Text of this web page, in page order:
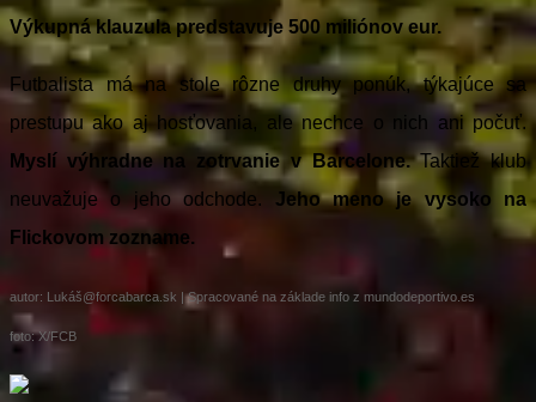
Výkupná klauzula predstavuje 500 miliónov eur.
Futbalista má na stole rôzne druhy ponúk, týkajúce sa
prestupu ako aj hosťovania, ale nechce o nich ani počuť.
Myslí výhradne na zotrvanie v Barcelone.Taktiež klub
neuvažuje o jeho odchode. Jeho meno je vysoko na
Flickovom zozname.
autor: Lukáš@forcabarca.sk | Spracované na základe info z mundodeportivo.es
foto: X/FCB